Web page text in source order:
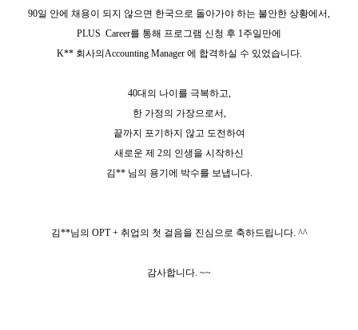
90일 안에 채용이 되지 않으면 한국으로 돌아가야 하는 불안한 상황에서,
PLUS Career를 통해 프로그램 신청 후 1주일만에
K** 회사의 Accounting Manager 에 합격하실 수 있었습니다.
40대의 나이를 극복하고,
한 가정의 가장으로서,
끝까지 포기하지 않고 도전하여
새로운 제 2의 인생을 시작하신
김** 님의 용기에 박수를 보냅니다.
김**님의 OPT + 취업의 첫 걸음을 진심으로 축하드립니다. ^^
감사합니다. ~~